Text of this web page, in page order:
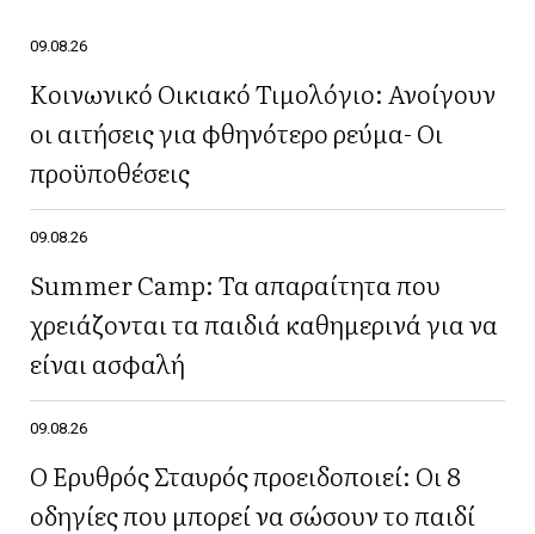
09.08.26
Κοινωνικό Οικιακό Τιμολόγιο: Ανοίγουν
οι αιτήσεις για φθηνότερο ρεύμα- Οι
προϋποθέσεις
09.08.26
Summer Camp: Τα απαραίτητα που
χρειάζονται τα παιδιά καθημερινά για να
είναι ασφαλή
09.08.26
Ο Ερυθρός Σταυρός προειδοποιεί: Οι 8
οδηγίες που μπορεί να σώσουν το παιδί